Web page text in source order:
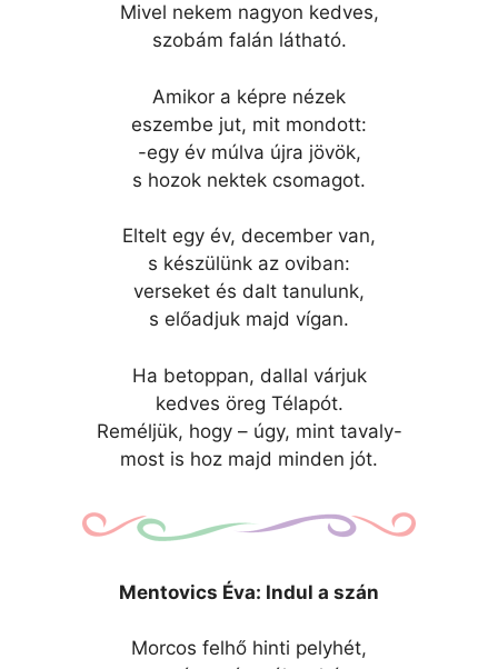
Mivel nekem nagyon kedves,
szobám falán látható.
Amikor a képre nézek
eszembe jut, mit mondott:
-egy év múlva újra jövök,
s hozok nektek csomagot.
Eltelt egy év, december van,
s készülünk az oviban:
verseket és dalt tanulunk,
s előadjuk majd vígan.
Ha betoppan, dallal várjuk
kedves öreg Télapót.
Reméljük, hogy – úgy, mint tavaly-
most is hoz majd minden jót.
Mentovics Éva: Indul a szán
Morcos felhő hinti pelyhét,